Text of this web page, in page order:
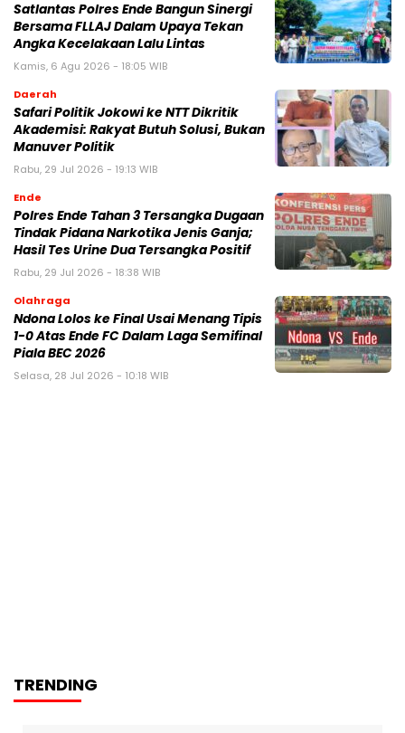
Satlantas Polres Ende Bangun Sinergi
Bersama FLLAJ Dalam Upaya Tekan
Angka Kecelakaan Lalu Lintas
Kamis, 6 Agu 2026 - 18:05 WIB
Daerah
Safari Politik Jokowi ke NTT Dikritik
Akademisi: Rakyat Butuh Solusi, Bukan
Manuver Politik
Rabu, 29 Jul 2026 - 19:13 WIB
Ende
Polres Ende Tahan 3 Tersangka Dugaan
Tindak Pidana Narkotika Jenis Ganja;
Hasil Tes Urine Dua Tersangka Positif
Rabu, 29 Jul 2026 - 18:38 WIB
Olahraga
Ndona Lolos ke Final Usai Menang Tipis
1-0 Atas Ende FC Dalam Laga Semifinal
Piala BEC 2026
Selasa, 28 Jul 2026 - 10:18 WIB
TRENDING